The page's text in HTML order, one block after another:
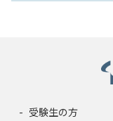
受験生の方